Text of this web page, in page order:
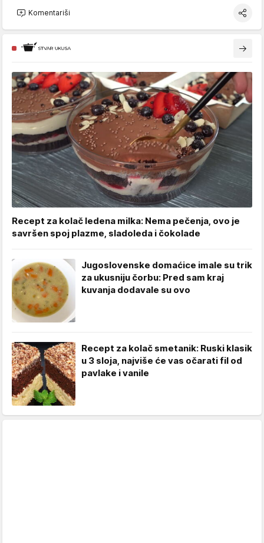
Komentariši
Recept za kolač ledena milka: Nema pečenja, ovo je
savršen spoj plazme, sladoleda i čokolade
Jugoslovenske domaćice imale su trik
za ukusniju čorbu: Pred sam kraj
kuvanja dodavale su ovo
Recept za kolač smetanik: Ruski klasik
u 3 sloja, najviše će vas očarati fil od
pavlake i vanile